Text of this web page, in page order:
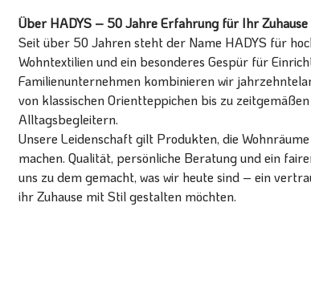
Über HADYS – 50 Jahre Erfahrung für Ihr Zuhause
Seit über 50 Jahren steht der Name HADYS für
Wohntextilien und ein besonderes Gespür für
Familienunternehmen kombinieren wir
von klassischen Orientteppichen bis zu
Alltagsbegleitern.
Unsere Leidenschaft gilt Produkten, die
machen. Qualität, persönliche Beratung und ein
uns zu dem gemacht, was wir heute sind – ein
ihr Zuhause mit Stil gestalten möchten.